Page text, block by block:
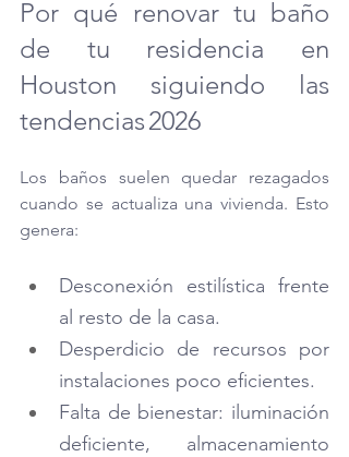
Por qué renovar tu baño
de tu residencia en
Houston siguiendo las
tendencias 2026
Los baños suelen quedar rezagados
cuando se actualiza una vivienda. Esto
genera:
Desconexión estilística frente
al resto de la casa.
Desperdicio de recursos por
instalaciones poco eficientes.
Falta de bienestar: iluminación
deficiente, almacenamiento